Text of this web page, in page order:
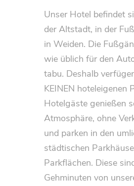
Unser Hotel befindet
der Altstadt, in der
in Weiden. Die
wie üblich für den
tabu. Deshalb
KEINEN hoteleigenen
Hotelgäste genießen
Atmosphäre, ohne
und parken in den
städtischen
Parkflächen. Diese
Gehminuten von